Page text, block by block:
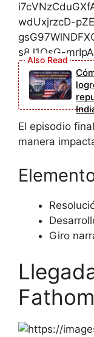
El episodio
manera
Giro